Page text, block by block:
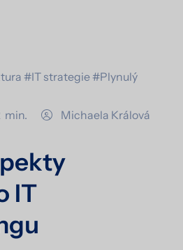
#IT strategie #Plynulý
min. Michaela Králová
IT